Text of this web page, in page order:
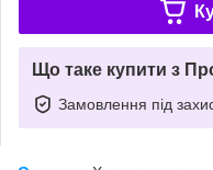
Що таке купити з
Замовлення під